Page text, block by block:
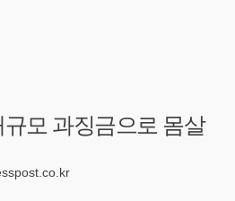
모 과징금으로 몸살